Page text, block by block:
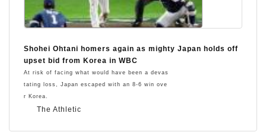
The Athletic
Shohei Ohtani homers again as mighty Japan holds off
upset bid from Korea in WBC
At risk of facing what would have been a devas
tating loss, Japan escaped with an 8-6 win ove
r Korea.